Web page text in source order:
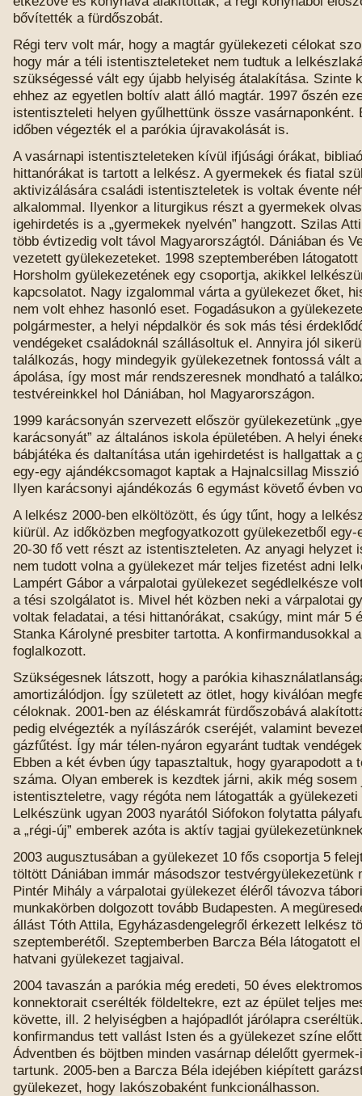
bővítették a fürdőszobát.
Régi terv volt már, hogy a magtár gyülekezeti célokat
hogy már a téli istentiszteleteket nem tudtuk a
szükségessé vált egy újabb helyiség átalakítása. Szinte
ehhez az egyetlen boltív alatt álló magtár. 1997 őszén
istentiszteleti helyen gyűlhettünk össze vasárnaponként.
időben végezték el a parókia újravakolását is.
A vasárnapi istentiszteleteken kívül ifjúsági órákat,
hittanórákat is tartott a lelkész. A gyermekek és fiatal
aktivizálására családi istentiszteletek is voltak évente
alkalommal. Ilyenkor a liturgikus részt a gyermekek
igehirdetés is a „gyermekek nyelvén” hangzott. Szilas
több évtizedig volt távol Magyarországtól. Dániában és
vezetett gyülekezeteket. 1998 szeptemberében
Horsholm gyülekezetének egy csoportja, akikkel
kapcsolatot. Nagy izgalommal várta a gyülekezet őket,
nem volt ehhez hasonló eset. Fogadásukon a
polgármester, a helyi népdalkör és sok más tési
vendégeket családoknál szállásoltuk el. Annyira jól
találkozás, hogy mindegyik gyülekezetnek fontossá vált
ápolása, így most már rendszeresnek mondható a
testvéreinkkel hol Dániában, hol Magyarországon.
1999 karácsonyán szervezett először gyülekezetünk
karácsonyát” az általános iskola épületében. A helyi
bábjátéka és daltanítása után igehirdetést is hallgattak a
egy-egy ajándékcsomagot kaptak a Hajnalcsillag
Ilyen karácsonyi ajándékozás 6 egymást követő évben
A lelkész 2000-ben elköltözött, és úgy tűnt, hogy a
kiürül. Az időközben megfogyatkozott gyülekezetből egy-
20-30 fő vett részt az istentiszteleten. Az anyagi helyzet
nem tudott volna a gyülekezet már teljes fizetést adni
Lampért Gábor a várpalotai gyülekezet segédlelkésze
a tési szolgálatot is. Mivel hét közben neki a várpalotai
voltak feladatai, a tési hittanórákat, csakúgy, mint már 5
Stanka Károlyné presbiter tartotta. A konfirmandusokkal
foglalkozott.
Szükségesnek látszott, hogy a parókia
amortizálódjon. Így született az ötlet, hogy kiválóan
céloknak. 2001-ben az éléskamrát fürdőszobává
pedig elvégezték a nyílászárók cseréjét, valamint
gázfűtést. Így már télen-nyáron egyaránt tudtak
Ebben a két évben úgy tapasztaltuk, hogy gyarapodott a
száma. Olyan emberek is kezdtek járni, akik még sosem
istentiszteletre, vagy régóta nem látogatták a
Lelkészünk ugyan 2003 nyarától Siófokon folytatta
a „régi-új” emberek azóta is aktív tagjai
2003 augusztusában a gyülekezet 10 fős csoportja 5
töltött Dániában immár másodszor testvérgyülekezetünk
Pintér Mihály a várpalotai gyülekezet éléről távozva
munkakörben dolgozott tovább Budapesten. A
állást Tóth Attila, Egyházasdengelegről érkezett lelkész
szeptemberétől. Szeptemberben Barcza Béla látogatott
hatvani gyülekezet tagjaival.
2004 tavaszán a parókia még eredeti, 50 éves
konnektorait cserélték földeltekre, ezt az épület teljes
követte, ill. 2 helyiségben a hajópadlót járólapra
konfirmandus tett vallást Isten és a gyülekezet színe
Ádventben és böjtben minden vasárnap délelőtt
tartunk. 2005-ben a Barcza Béla idejében kiépített
gyülekezet, hogy lakószobaként funkcionálhasson.